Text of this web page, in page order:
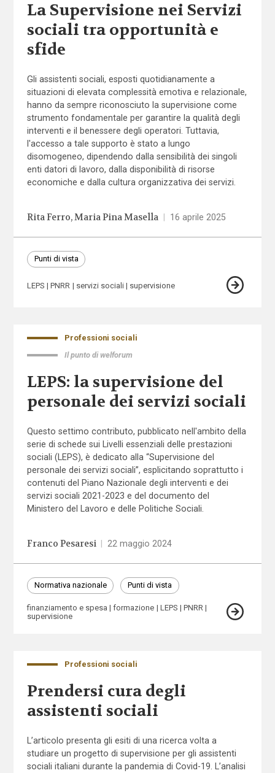
La Supervisione nei Servizi
sociali tra opportunità e
sfide
Gli assistenti sociali, esposti quotidianamente a
situazioni di elevata complessità emotiva e relazionale,
hanno da sempre riconosciuto la supervisione come
strumento fondamentale per garantire la qualità degli
interventi e il benessere degli operatori. Tuttavia,
l'accesso a tale supporto è stato a lungo
disomogeneo, dipendendo dalla sensibilità dei singoli
enti datori di lavoro, dalla disponibilità di risorse
economiche e dalla cultura organizzativa dei servizi.
Rita Ferro Maria Pina Masella 16 aprile 2025
Punti di vista
LEPS PNRR servizi sociali supervisione
Professioni sociali
Il punto di welforum
LEPS: la supervisione del
personale dei servizi sociali
Questo settimo contributo, pubblicato nell'ambito della
serie di schede sui Livelli essenziali delle prestazioni
sociali (LEPS), è dedicato alla “Supervisione del
personale dei servizi sociali”, esplicitando soprattutto i
contenuti del Piano Nazionale degli interventi e dei
servizi sociali 2021-2023 e del documento del
Ministero del Lavoro e delle Politiche Sociali.
Franco Pesaresi 22 maggio 2024
Normativa nazionale Punti di vista
finanziamento e spesa formazione LEPS
PNRR
supervisione
Professioni sociali
Prendersi cura degli
assistenti sociali
L’articolo presenta gli esiti di una ricerca volta a
studiare un progetto di supervisione per gli assistenti
sociali italiani durante la pandemia di Covid-19. L’analisi